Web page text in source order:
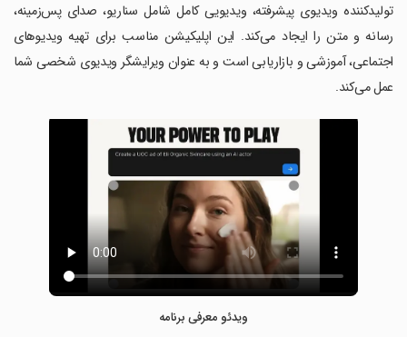
تولیدکننده ویدیوی پیشرفته، ویدیویی کامل شامل سناریو، صدای پس‌زمینه،
رسانه و متن را ایجاد می‌کند. این اپلیکیشن مناسب برای تهیه ویدیوهای
اجتماعی، آموزشی و بازاریابی است و به عنوان ویرایشگر ویدیوی شخصی شما
عمل می‌کند.
ویدئو معرفی برنامه